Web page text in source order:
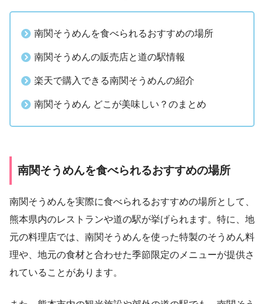
南関そうめんを食べられるおすすめの場所
南関そうめんの販売店と道の駅情報
楽天で購入できる南関そうめんの紹介
南関そうめん どこが美味しい？のまとめ
南関そうめんを食べられるおすすめの場所
南関そうめんを実際に食べられるおすすめの場所として、
熊本県内のレストランや道の駅が挙げられます。特に、地
元の料理店では、南関そうめんを使った特製のそうめん料
理や、地元の食材と合わせた季節限定のメニューが提供さ
れていることがあります。